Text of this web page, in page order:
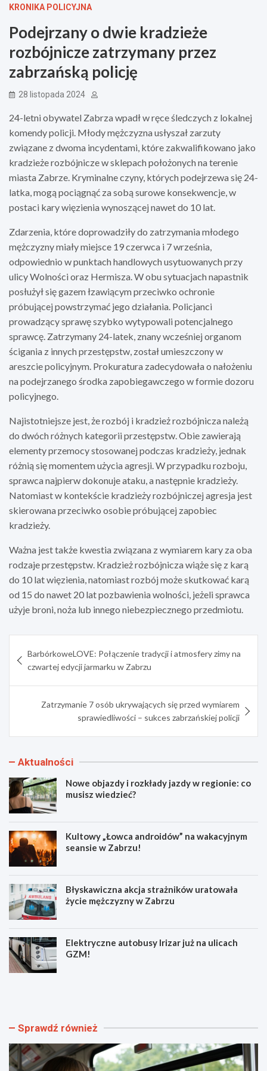
KRONIKA POLICYJNA
Podejrzany o dwie kradzieże
rozbójnicze zatrzymany przez
zabrzańską policję
28 listopada 2024
24-letni obywatel Zabrza wpadł w ręce śledczych z lokalnej
komendy policji. Młody mężczyzna usłyszał zarzuty
związane z dwoma incydentami, które zakwalifikowano jako
kradzieże rozbójnicze w sklepach położonych na terenie
miasta Zabrze. Kryminalne czyny, których podejrzewa się 24-
latka, mogą pociągnąć za sobą surowe konsekwencje, w
postaci kary więzienia wynoszącej nawet do 10 lat.
Zdarzenia, które doprowadziły do zatrzymania młodego
mężczyzny miały miejsce 19 czerwca i 7 września,
odpowiednio w punktach handlowych usytuowanych przy
ulicy Wolności oraz Hermisza. W obu sytuacjach napastnik
posłużył się gazem łzawiącym przeciwko ochronie
próbującej powstrzymać jego działania. Policjanci
prowadzący sprawę szybko wytypowali potencjalnego
sprawcę. Zatrzymany 24-latek, znany wcześniej organom
ścigania z innych przestępstw, został umieszczony w
areszcie policyjnym. Prokuratura zadecydowała o nałożeniu
na podejrzanego środka zapobiegawczego w formie dozoru
policyjnego.
Najistotniejsze jest, że rozbój i kradzież rozbójnicza należą
do dwóch różnych kategorii przestępstw. Obie zawierają
elementy przemocy stosowanej podczas kradzieży, jednak
różnią się momentem użycia agresji. W przypadku rozboju,
sprawca najpierw dokonuje ataku, a następnie kradzieży.
Natomiast w kontekście kradzieży rozbójniczej agresja jest
skierowana przeciwko osobie próbującej zapobiec
kradzieży.
Ważna jest także kwestia związana z wymiarem kary za oba
rodzaje przestępstw. Kradzież rozbójnicza wiąże się z karą
do 10 lat więzienia, natomiast rozbój może skutkować karą
od 15 do nawet 20 lat pozbawienia wolności, jeżeli sprawca
użyje broni, noża lub innego niebezpiecznego przedmiotu.
wpisu
BarbórkoweLOVE: Połączenie tradycji i atmosfery zimy na
czwartej edycji jarmarku w Zabrzu
Zatrzymanie 7 osób ukrywających się przed wymiarem
sprawiedliwości – sukces zabrzańskiej policji
Aktualności
Nowe objazdy i rozkłady jazdy w regionie: co
musisz wiedzieć?
Kultowy „Łowca androidów” na wakacyjnym
seansie w Zabrzu!
Błyskawiczna akcja strażników uratowała
życie mężczyzny w Zabrzu
Elektryczne autobusy Irizar już na ulicach
GZM!
N
b
a
z
K
w
„
Ł
Sprawdź również